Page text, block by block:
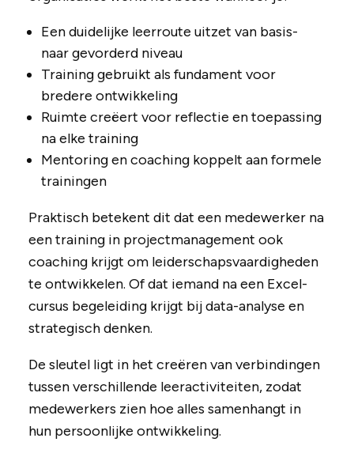
Een duidelijke leerroute uitzet van basis-
naar gevorderd niveau
Training gebruikt als fundament voor
bredere ontwikkeling
Ruimte creëert voor reflectie en toepassing
na elke training
Mentoring en coaching koppelt aan formele
trainingen
Praktisch betekent dit dat een medewerker na
een training in projectmanagement ook
coaching krijgt om leiderschapsvaardigheden
te ontwikkelen. Of dat iemand na een Excel-
cursus begeleiding krijgt bij data-analyse en
strategisch denken.
De sleutel ligt in het creëren van verbindingen
tussen verschillende leeractiviteiten, zodat
medewerkers zien hoe alles samenhangt in
hun persoonlijke ontwikkeling.